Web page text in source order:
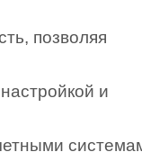
позволяя
и